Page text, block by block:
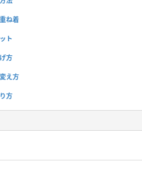
ね着
ト
方
え方
方